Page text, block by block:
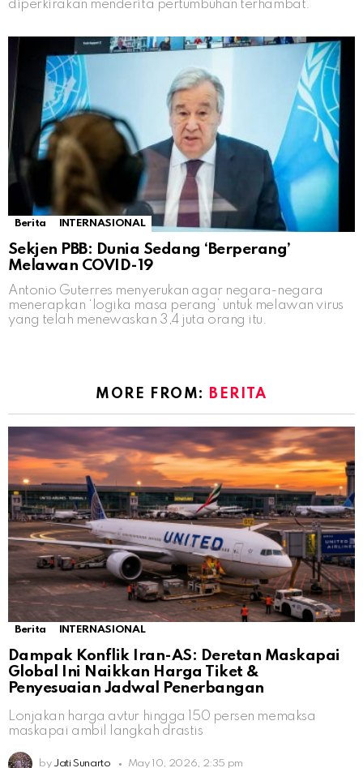
diperkirakan menderita pertumbuhan terhambat.
Berita INTERNASIONAL
Sekjen PBB: Dunia Sedang ‘Berperang’
Melawan COVID-19
Antonio Guterres menyerukan agar negara-negara
menerapkan ‘logika masa perang’ untuk melawan virus
yang telah menewaskan 3,4 juta orang itu.
MORE FROM: BERITA
Berita INTERNASIONAL
Dampak Konflik Iran-AS: Deretan Maskapai
Global Ini Naikkan Harga Tiket &
Penyesuaian Jadwal Penerbangan
Lonjakan harga avtur hingga 150 persen memaksa
maskapai ambil langkah drastis
by Jati Sunarto May 10, 2026, 2:35 pm